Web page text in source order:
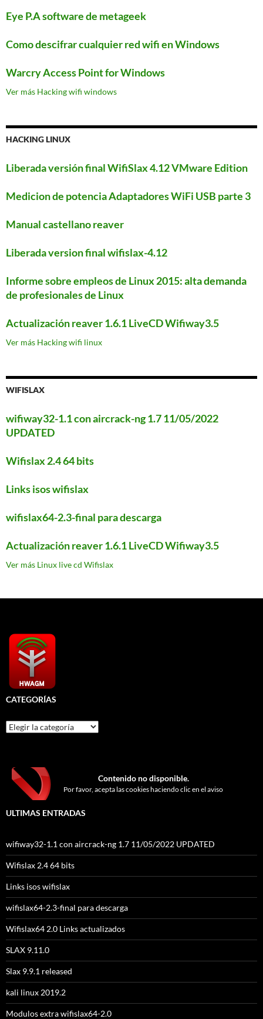
Eye P.A software de metageek
Como descifrar cualquier red wifi en Windows
Warcry Access Point for Windows
Ver más Hacking wifi windows
HACKING LINUX
Liberada versión final WifiSlax 4.12 VMware Edition
Medicion de potencia Adaptadores WiFi USB parte 3
Manual castellano reaver
Liberada version final wifislax-4.12
Informe sobre empleos de Linux 2015: alta demanda
de profesionales de Linux
Actualización reaver 1.6.1 LiveCD Wifiway3.5
Ver más Hacking wifi linux
WIFISLAX
wifiway32-1.1 con aircrack-ng 1.7 11/05/2022
UPDATED
Wifislax 2.4 64 bits
Links isos wifislax
wifislax64-2.3-final para descarga
Actualización reaver 1.6.1 LiveCD Wifiway3.5
Ver más Linux live cd Wifislax
CATEGORÍAS
Categorías
Contenido no disponible.
Por favor, acepta las cookies haciendo clic en el aviso
ULTIMAS ENTRADAS
wifiway32-1.1 con aircrack-ng 1.7 11/05/2022 UPDATED
Wifislax 2.4 64 bits
Links isos wifislax
wifislax64-2.3-final para descarga
Wifislax64 2.0 Links actualizados
SLAX 9.11.0
Slax 9.9.1 released
kali linux 2019.2
Modulos extra wifislax64-2.0